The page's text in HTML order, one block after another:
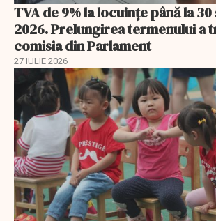
TVA de 9% la locuințe până la
2026. Prelungirea termenului a
comisia din Parlament
27 IULIE 2026